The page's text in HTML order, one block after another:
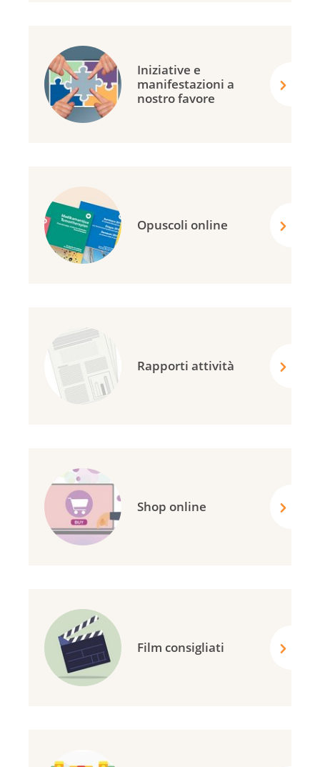
Iniziative e
manifestazioni a
nostro favore
Opuscoli online
Rapporti attività
Shop online
Film consigliati